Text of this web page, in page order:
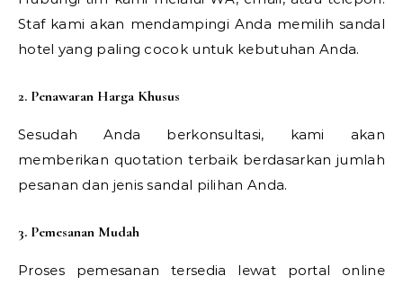
Staf kami akan mendampingi Anda memilih sandal
hotel yang paling cocok untuk kebutuhan Anda.
2. Penawaran Harga Khusus
Sesudah Anda berkonsultasi, kami akan
memberikan quotation terbaik berdasarkan jumlah
pesanan dan jenis sandal pilihan Anda.
3. Pemesanan Mudah
Proses pemesanan tersedia lewat portal online